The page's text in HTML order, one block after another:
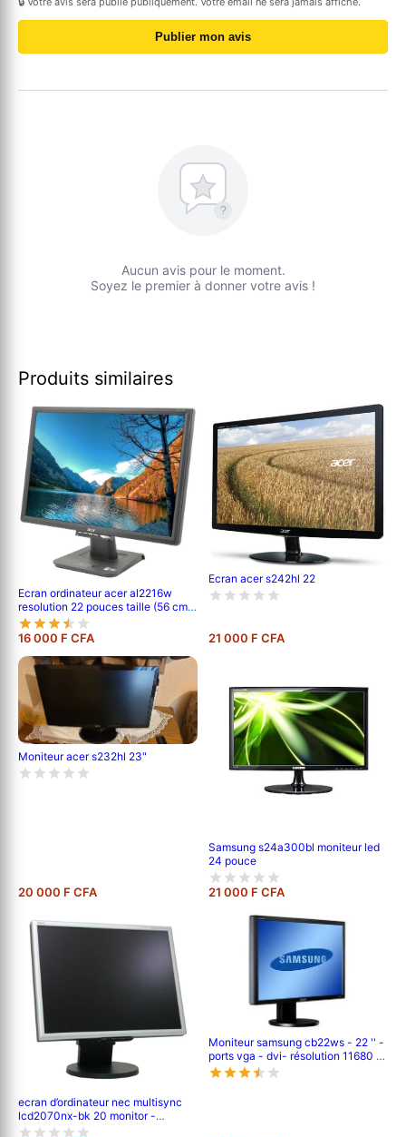
Publier mon avis
?
Aucun avis pour le moment.
Soyez le premier à donner votre avis !
Produits similaires
Ecran ordinateur acer al2216w
resolution 22 pouces taille (56 cm)
1680 x 1050 pixels vga
16 000 F CFA
Ecran acer s242hl 22
21 000 F CFA
Moniteur acer s232hl 23"
20 000 F CFA
Samsung s24a300bl moniteur led
24 pouce
21 000 F CFA
ecran d’ordinateur nec multisync
lcd2070nx-bk 20 monitor -
black/silver
Moniteur samsung cb22ws - 22 '' -
ports vga - dvi- résolution 11680 x
1050 pixels